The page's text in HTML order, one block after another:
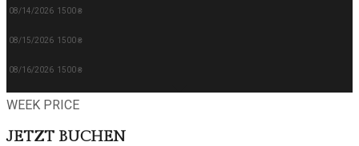
08/14/2026 1500 ₴
08/15/2026 1500 ₴
08/16/2026 1500 ₴
WEEK PRICE
JETZT BUCHEN